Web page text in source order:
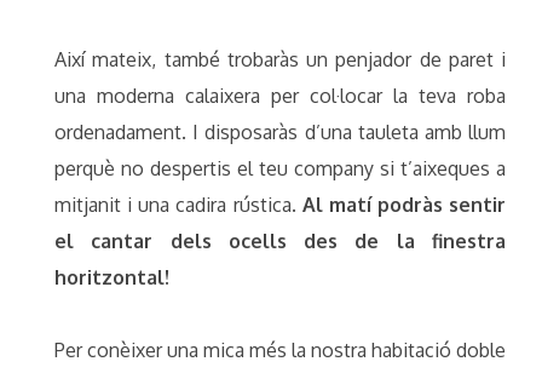
Així mateix, també trobaràs un penjador de paret i
una moderna calaixera per col·locar la teva roba
ordenadament. I disposaràs d’una tauleta amb llum
perquè no despertis el teu company si t’aixeques a
mitjanit i una cadira rústica. Al matí podràs sentir
el cantar dels ocells des de la finestra
horitzontal!
Per conèixer una mica més la nostra habitació doble